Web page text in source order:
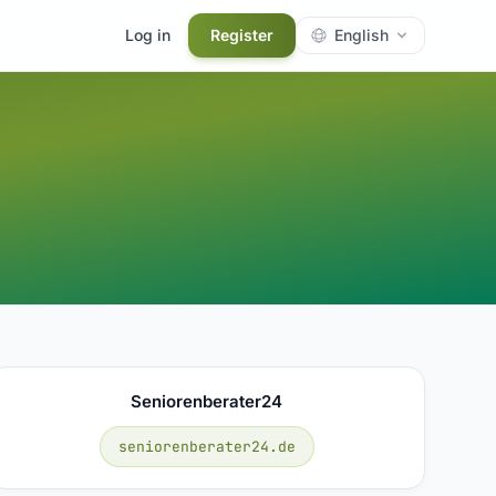
Log in Register English
Seniorenberater24
seniorenberater24.de